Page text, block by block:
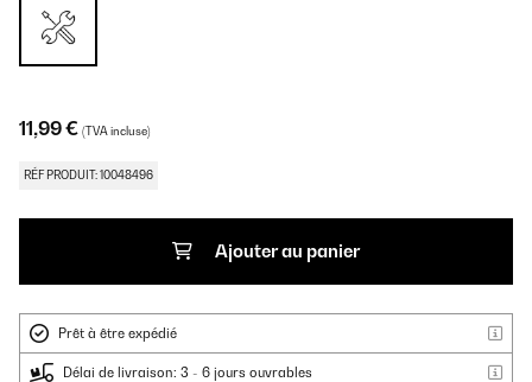
11,99 € (TVA incluse)
RÉF PRODUIT: 10048496
Ajouter au panier
Prêt à être expédié
Délai de livraison: 3 - 6 jours ouvrables